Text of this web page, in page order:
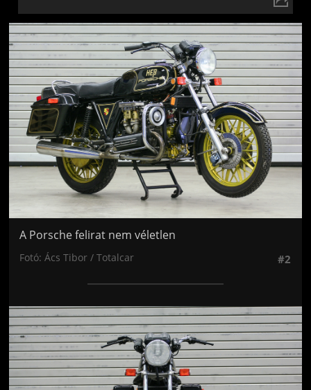
Jön még kép!
A Porsche felirat nem véletlen
Fotó: Ács Tibor / Totalcar #2
Jön még kép!